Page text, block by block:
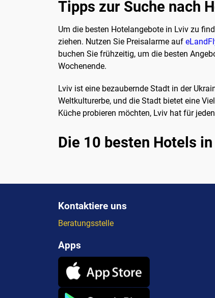
Tipps zur Suche nach
Um die besten Hotelangebote in Lviv zu
ziehen. Nutzen Sie Preisalarme auf
buchen Sie frühzeitig, um die besten
Wochenende.
Lviv ist eine bezaubernde Stadt in der
Weltkulturerbe, und die Stadt bietet eine
Küche probieren möchten, Lviv hat für
Die 10 besten Hotels
Kontaktiere uns
Beratungsstelle
Apps